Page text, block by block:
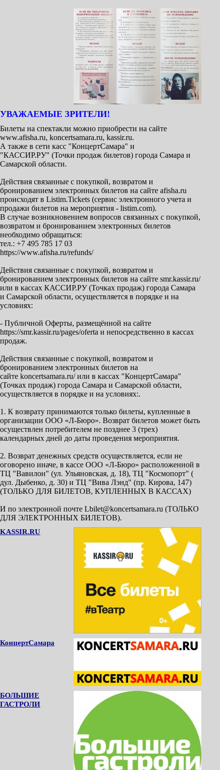
УВАЖАЕМЫЕ ЗРИТЕЛИ!
Билеты на спектакли можно приобрести на сайте
www.afisha.ru, koncertsamara.ru, kassir.ru.
А также в сети касс "КонцертСамара" и
"КАССИР.РУ" (Точки продаж билетов) города Самара и
Самарской области.
Действия связанные с покупкой, возвратом и
бронированием электронных билетов на сайте afisha.ru
происходят в Listim.Tickets (сервис электронного учета и
продажи билетов на мероприятия - listim.com).
В случае возникновением вопросов связанных с покупкой,
возвратом и бронированием электронных билетов
необходимо обращаться:
тел.: +7 495 785 17 03
https://www.afisha.ru/refunds/
Действия связанные с покупкой, возвратом и
бронированием электронных билетов на сайте smr.kassir.ru/
или в кассах КАССИР.РУ (Точках продаж) города Самара
и Самарской области, осуществляется в порядке и на
условиях:
- Публичной Оферты, размещённой на сайте
https://smr.kassir.ru/pages/oferta и непосредственно в кассах
продаж.
Действия связанные с покупкой, возвратом и
бронированием электронных билетов на
сайте koncertsamara.ru/ или в кассах "КонцертСамара"
(Точках продаж) города Самара и Самарской области,
осуществляется в порядке и на условиях:.
1. К возврату принимаются только билеты, купленные в
организации ООО «Л-Бюро». Возврат билетов может быть
осуществлен потребителем не позднее 3 (трех)
календарных дней до даты проведения мероприятия.
2. Возврат денежных средств осуществляется, если не
оговорено иначе, в кассе ООО «Л-Бюро» расположенной в
ТЦ "Вавилон" (ул. Ульяновская, д. 18), ТЦ "Космопорт" (
дул. Дыбенко, д. 30) и ТЦ "Вива Лэнд" (пр. Кирова, 147)
(ТОЛЬКО ДЛЯ БИЛЕТОВ, КУПЛЕННЫХ В КАССАХ)
И по электронной почте Lbilet@koncertsamara.ru (ТОЛЬКО
ДЛЯ ЭЛЕКТРОННЫХ БИЛЕТОВ).
KASSIR.RU
КонцертСамара
БОЛЬШИЕ
ГАСТРОЛИ